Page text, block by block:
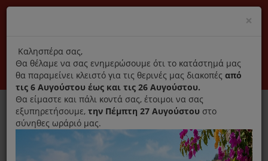
Αποκλειστικά γνήσια ανταλλακτικά
Σύνδεση Εγγραφή Εταιρεία Επικοινωνία
0
×
title
Καλησπέρα σας,
Θα θέλαμε να σας ενημερώσουμε ότι το κατάστημά μας
θα παραμείνει κλειστό για τις θερινές μας διακοπές από
τις 6 Αυγούστου έως και τις 26 Αυγούστου.
Θα είμαστε και πάλι κοντά σας, έτοιμοι να σας
εξυπηρετήσουμε, την Πέμπτη 27 Αυγούστου στο
σύνηθες ωράριό μας.